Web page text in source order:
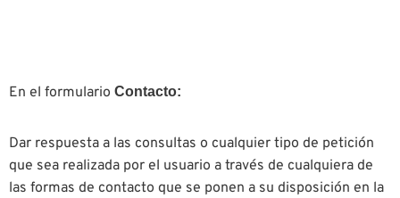
En el formulario Contacto:
Dar respuesta a las consultas o cualquier tipo de petición
que sea realizada por el usuario a través de cualquiera de
las formas de contacto que se ponen a su disposición en la